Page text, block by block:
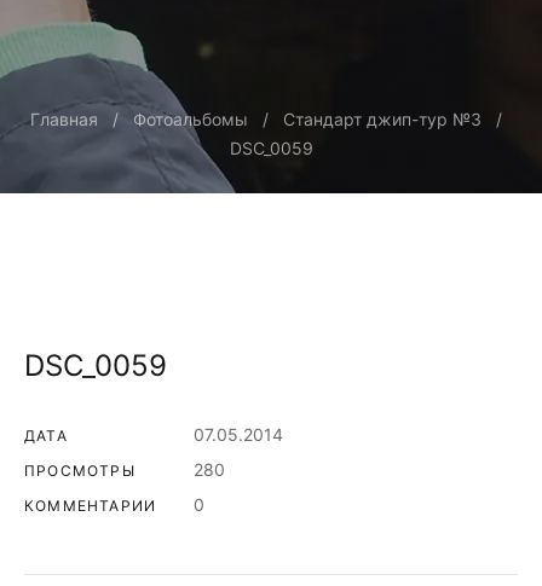
Главная Фотоальбомы
Стандарт джип-тур №3
DSC_0059
DSC_0059
ДАТА 07.05.2014
ПРОСМОТРЫ 280
КОММЕНТАРИИ 0